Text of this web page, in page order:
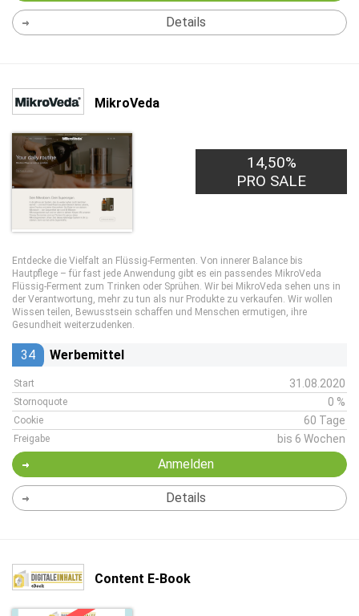
Details
MikroVeda
14,50%
PRO SALE
Entdecke die Vielfalt an Flüssig-Fermenten. Von innerer Balance bis
Hautpflege – für fast jede Anwendung gibt es ein passendes MikroVeda
Flüssig-Ferment zum Trinken oder Sprühen. Wir bei MikroVeda sehen uns in
der Verantwortung, mehr zu tun als nur Produkte zu verkaufen. Wir wollen
Wissen teilen, Bewusstsein schaffen und Menschen ermutigen, ihre
Gesundheit weiterzudenken.
34 Werbemittel
Start 31.08.2020
Stornoquote 0 %
Cookie 60 Tage
Freigabe bis 6 Wochen
Anmelden
Details
Content E-Book